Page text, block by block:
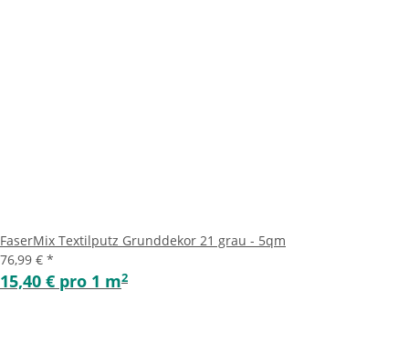
FaserMix Textilputz Grunddekor 21 grau - 5qm
76,99 € *
15,40 € pro 1 m2